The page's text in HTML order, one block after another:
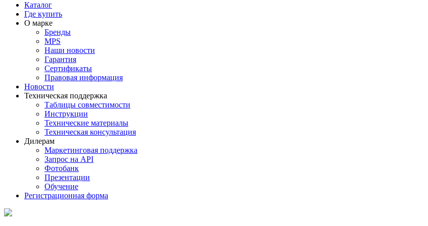
Каталог
Где купить
О марке
Бренды
MPS
Наши новости
Гарантия
Сертификаты
Правовая информация
Новости
Техническая поддержка
Таблицы совместимости
Инструкции
Технические материалы
Техническая консультация
Дилерам
Маркетинговая поддержка
Запрос на API
Фотобанк
Презентации
Обучение
Регистрационная форма